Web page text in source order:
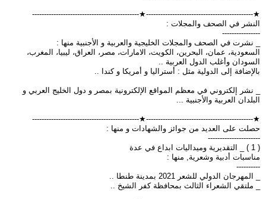
★---------------------------------------------★---------------------------------------------
النشر في الصحف والمجلات :
----------------
_ نشرت في الصحف والمجلات الخليجية والعربية و الأجنبية منها :
السعودية، عمان، البحرين، الكويت، الامارات، مصر، العراق، ليبيا، المغرب،
السودان وأغلب الدول العربية ..
بالإضافة إلى الدولية مثل : أستراليا و أمريكا و كندا ..
_ نشر إلكتروني في معظم المواقع الإلكترونية بمصر و دول الخليج العربي و
البلدان العربية والأجنبية ...
★---------------------------------------------★---------------------------------------------
حصلت على العديد من جوائز والشهادات و منها :
----------------------
( 1 ) _ التقديرية وميداليات ابداع في عدة
مناسبات أدبية وشعرية, منها :
----------
_ المهرجان الدولي للشعر 2021 بمدينة طنطا ..
_ ملتقي الشعراء الثالث بمحافظة كفر الشيخ ..